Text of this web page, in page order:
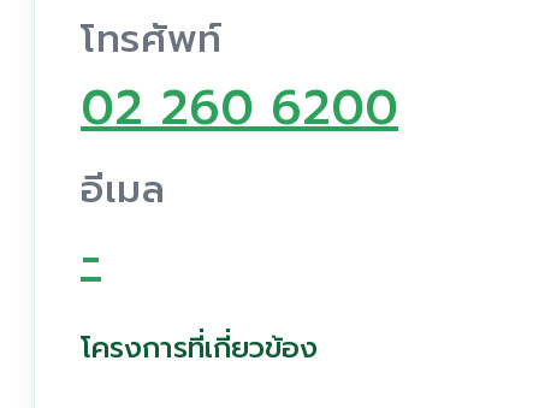
โทรศัพท์
02 260 6200
อีเมล
-
โครงการที่เกี่ยวข้อง